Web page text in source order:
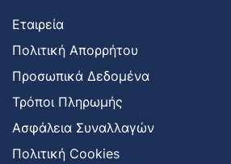
Εταιρεία
Πολιτική Απορρήτου
Προσωπικά Δεδομένα
Τρόποι Πληρωμής
Ασφάλεια Συναλλαγών
Πολιτική Cookies